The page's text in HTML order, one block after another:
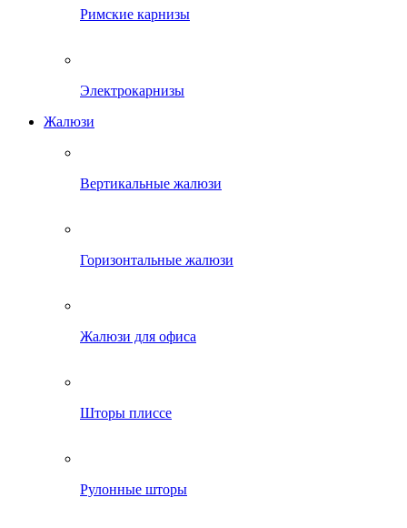
Римские карнизы
Электрокарнизы
Жалюзи
Вертикальные жалюзи
Горизонтальные жалюзи
Жалюзи для офиса
Шторы плиссе
Рулонные шторы